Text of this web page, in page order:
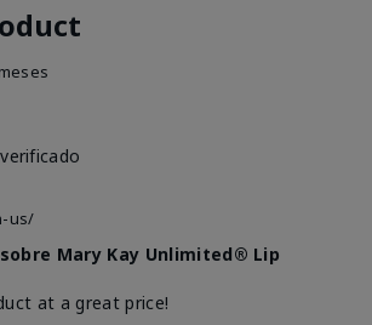
us/
Mary Kay Unlimited® Lip
at a great price!